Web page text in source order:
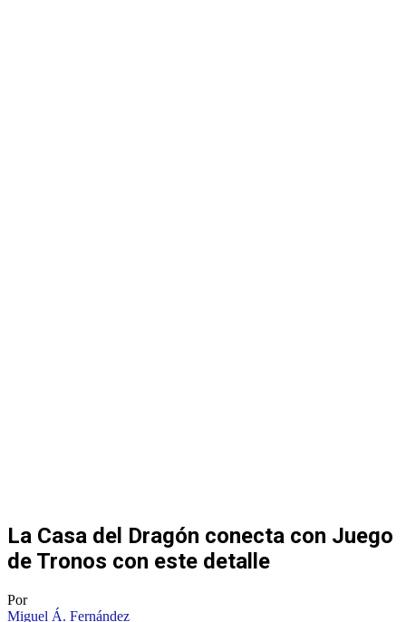
La Casa del Dragón conecta con Juego
de Tronos con este detalle
Por
Miguel Á. Fernández